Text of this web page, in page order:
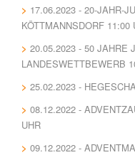
17.06.2023 - 20-JAHR-
KÖTTMANNSDORF 11:00
20.05.2023 - 50 JAHRE
LANDESWETTBEWERB
25.02.2023 -
08.12.2022 -
UHR
09.12.2022 -